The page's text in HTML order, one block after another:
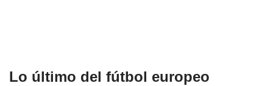
Lo último del fútbol europeo